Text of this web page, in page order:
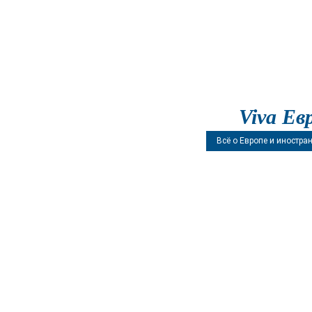
Viva
Всё о Европе и